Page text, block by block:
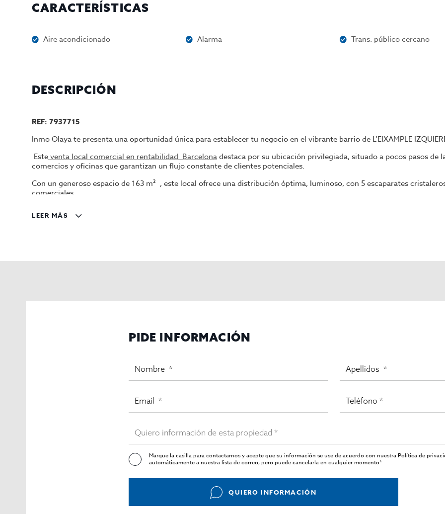
CARACTERÍSTICAS
Aire acondicionado Alarma Trans. público cercano
DESCRIPCIÓN
REF: 7937715
Inmo Olaya te presenta una oportunidad única para establecer tu negocio en el vibrante barrio de L'EIXAMPLE
Esteventa local comercial en rentabilidad Barcelonadestaca por su ubicación privilegiada, situado a pocos pasos de
comercios y oficinas que garantizan un flujo constante de clientes potenciales.
Con un generoso espacio de 163 m² , este local ofrece una distribución óptima, luminoso, con 5 escaparates
comerciales.
Su fachada a pie de calle garantiza una visibilidad excepcional, captando la atención de transeúntes y conductores,
salida fluida de clientes.
El precio está disponible por 520.000€, proporcionando una inversión sólida y de gran potencial en el dinámico
( 2900€+IVA a partir 1.12.2027)
En InmoOlaya, estamos comprometidos a ser tu aliado en el éxito de tu negocio en Barcelona.
LEER MÁS
PIDE INFORMACIÓN
Marque la casilla para contactarnos y acepte que su información se use de acuerdo con nuestraPolítica de
automáticamente a nuestra lista de correo, pero puede cancelarla en cualquier momento*
QUIERO INFORMACIÓN